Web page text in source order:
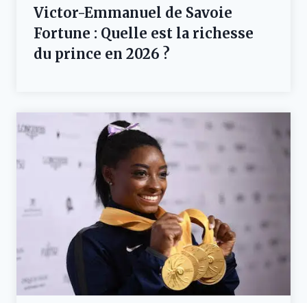
Victor-Emmanuel de Savoie
Fortune : Quelle est la richesse
du prince en 2026 ?